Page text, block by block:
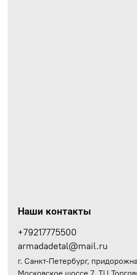
Наши контакты
+79217775500
armadadetal@mail.ru
г. Санкт-Петербург,
Московское шоссе 7, ТЦ